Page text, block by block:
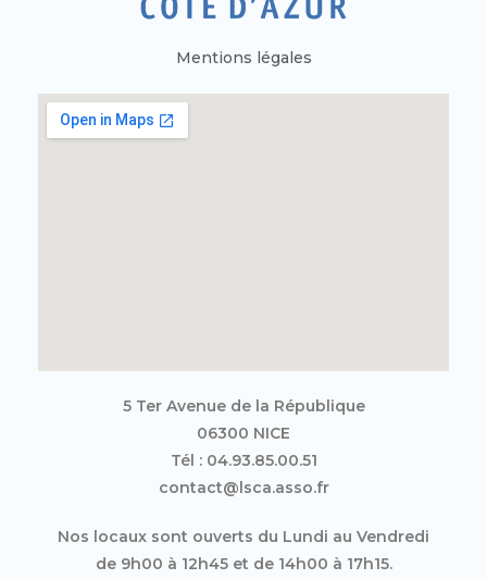
Mentions légales
5 Ter Avenue de la République
06300 NICE
Tél : 04.93.85.00.51
contact@lsca.asso.fr
Nos locaux sont ouverts du Lundi au Vendredi
de 9h00 à 12h45 et de 14h00 à 17h15.